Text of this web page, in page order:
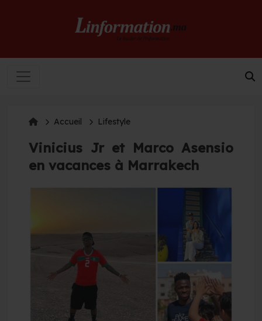
Accueil Lifestyle
Vinicius Jr et Marco Asensio
en vacances à Marrakech